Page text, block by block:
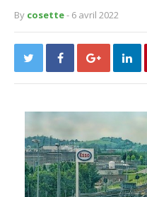
By cosette- 6 avril 2022